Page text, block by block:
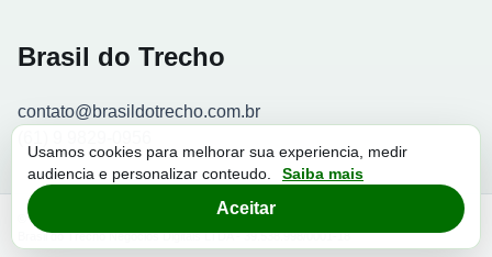
Brasil do Trecho
contato@brasildotrecho.com.br
Contador de visitantes
© 2026 Brasil do Trecho. Todos os direitos reservados.
Brasil do Trecho Negocios Digitais LTDA - 39.538.998/0001-18
Usamos cookies para melhorar sua experiencia, medir
audiencia e personalizar conteudo.
Saiba mais
Aceitar